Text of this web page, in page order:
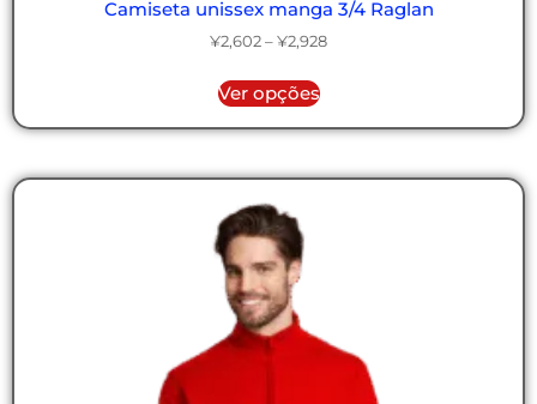
Camiseta unissex manga 3/4 Raglan
¥2,602 – ¥2,928
Ver opções